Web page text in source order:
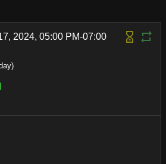
2024, 05:00 PM-07:00